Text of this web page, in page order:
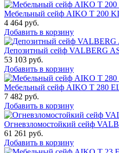
Мебельный сейф AIKO T 200
4 464 руб.
Добавить в корзину
Депозитный сейф VALBERG
53 103 руб.
Добавить в корзину
Мебельный сейф AIKO T 280
7 482 руб.
Добавить в корзину
Огневзломостойкий сейф
61 261 руб.
Добавить в корзину